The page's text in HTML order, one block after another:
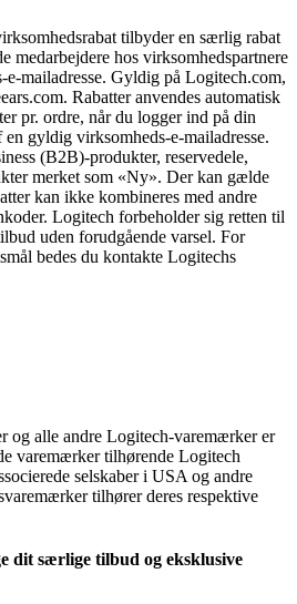
tilbyder en særlig rabat
medarbejdere hos virksomhedspartnere
mailadresse. Gyldig på Logitech.com,
Rabatter anvendes automatisk
pr. ordre, når du logger ind på din
gyldig virksomheds-e-mailadresse.
(B2B)-produkter, reservedele,
merket som «Ny». Der kan gælde
kan ikke kombineres med andre
Logitech forbeholder sig retten til
uden forudgående varsel. For
bedes du kontakte Logitechs
og alle andre Logitech-varemærker er
varemærker tilhørende Logitech
selskaber i USA og andre
tilhører deres respektive
dit særlige tilbud og eksklusive